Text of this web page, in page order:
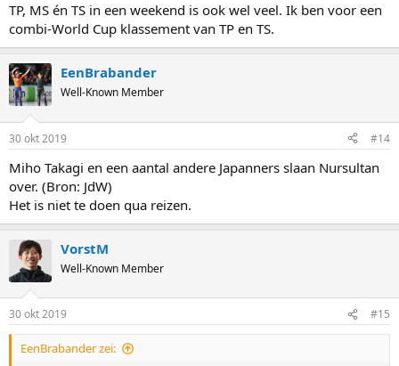
TP, MS én TS in een weekend is ook wel veel. Ik ben voor een
combi-World Cup klassement van TP en TS.
EenBrabander
Well-Known Member
30 okt 2019 #14
Miho Takagi en een aantal andere Japanners slaan Nursultan
over. (Bron: JdW)
Het is niet te doen qua reizen.
VorstM
Well-Known Member
30 okt 2019 #15
EenBrabander zei: